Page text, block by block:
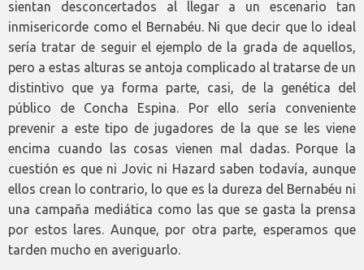
sientan desconcertados al llegar a un escenario tan
inmisericorde como el Bernabéu. Ni que decir que lo ideal
sería tratar de seguir el ejemplo de la grada de aquellos,
pero a estas alturas se antoja complicado al tratarse de un
distintivo que ya forma parte, casi, de la genética del
público de Concha Espina. Por ello sería conveniente
prevenir a este tipo de jugadores de la que se les viene
encima cuando las cosas vienen mal dadas. Porque la
cuestión es que ni Jovic ni Hazard saben todavía, aunque
ellos crean lo contrario, lo que es la dureza del Bernabéu ni
una campaña mediática como las que se gasta la prensa
por estos lares. Aunque, por otra parte, esperamos que
tarden mucho en averiguarlo.